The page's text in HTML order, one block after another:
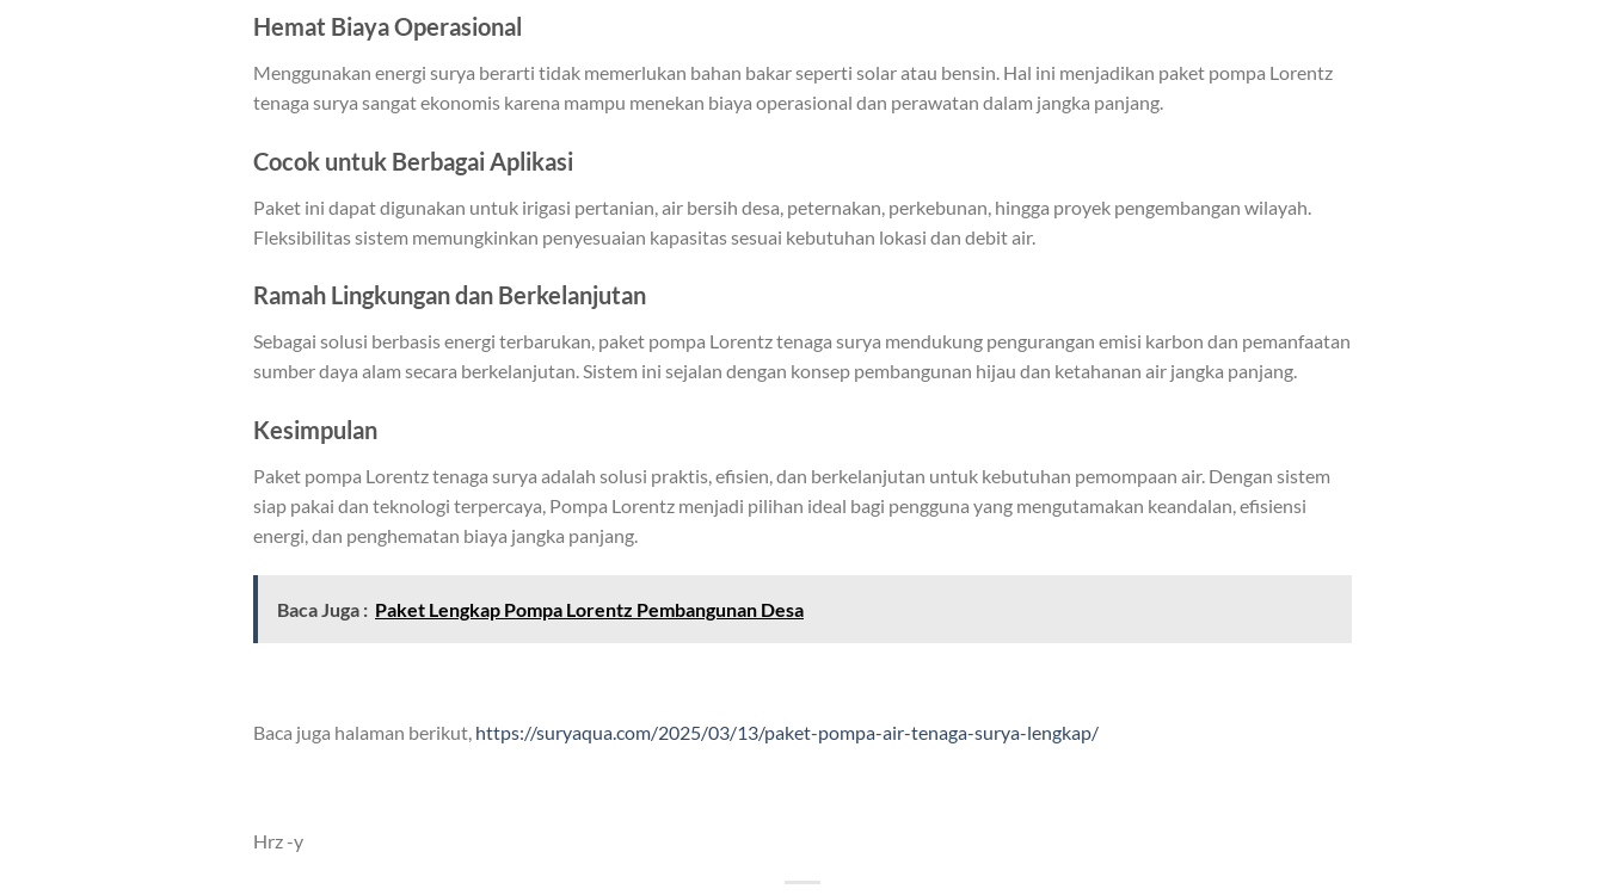
Hemat Biaya Operasional
Menggunakan energi surya berarti tidak memerlukan bahan bakar seperti solar atau bensin. Hal ini menjadikan paket pompa Lorentz
tenaga surya sangat ekonomis karena mampu menekan biaya operasional dan perawatan dalam jangka panjang.
Cocok untuk Berbagai Aplikasi
Paket ini dapat digunakan untuk irigasi pertanian, air bersih desa, peternakan, perkebunan, hingga proyek pengembangan wilayah.
Fleksibilitas sistem memungkinkan penyesuaian kapasitas sesuai kebutuhan lokasi dan debit air.
Ramah Lingkungan dan Berkelanjutan
Sebagai solusi berbasis energi terbarukan, paket pompa Lorentz tenaga surya mendukung pengurangan emisi karbon dan pemanfaatan
sumber daya alam secara berkelanjutan. Sistem ini sejalan dengan konsep pembangunan hijau dan ketahanan air jangka panjang.
Kesimpulan
Paket pompa Lorentz tenaga surya adalah solusi praktis, efisien, dan berkelanjutan untuk kebutuhan pemompaan air. Dengan sistem
siap pakai dan teknologi terpercaya, Pompa Lorentz menjadi pilihan ideal bagi pengguna yang mengutamakan keandalan, efisiensi
energi, dan penghematan biaya jangka panjang.
Baca Juga : Paket Lengkap Pompa Lorentz Pembangunan Desa
Baca juga halaman berikut, https://suryaqua.com/2025/03/13/paket-pompa-air-tenaga-surya-lengkap/
Hrz -y